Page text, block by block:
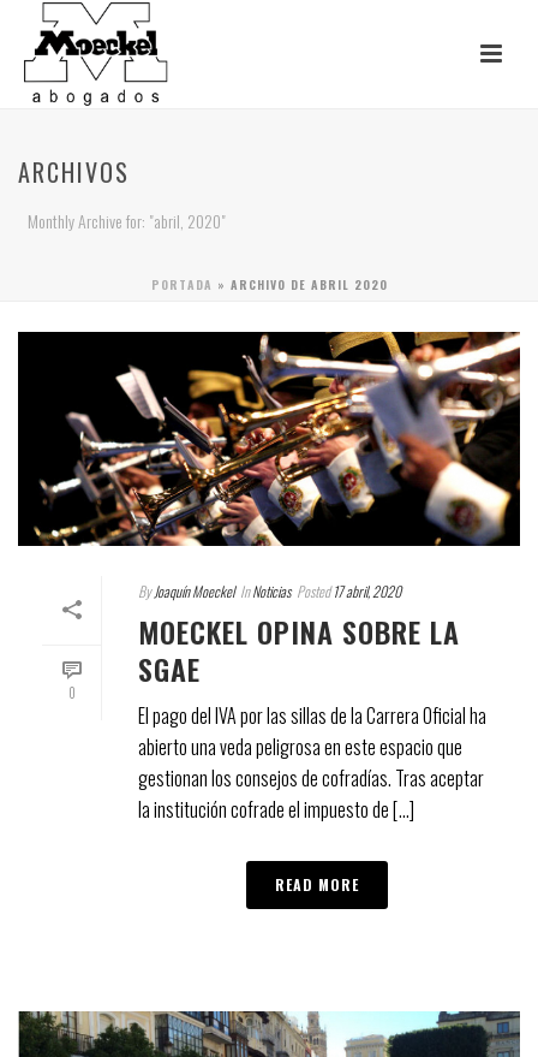
ARCHIVOS
Monthly Archive for: "abril, 2020"
PORTADA » ARCHIVO DE ABRIL 2020
0
By Joaquín Moeckel InNoticias Posted 17 abril, 2020
MOECKEL OPINA SOBRE LA
SGAE
El pago del IVA por las sillas de la Carrera Oficial ha
abierto una veda peligrosa en este espacio que
gestionan los consejos de cofradías. Tras aceptar
la institución cofrade el impuesto de [...]
READ MORE